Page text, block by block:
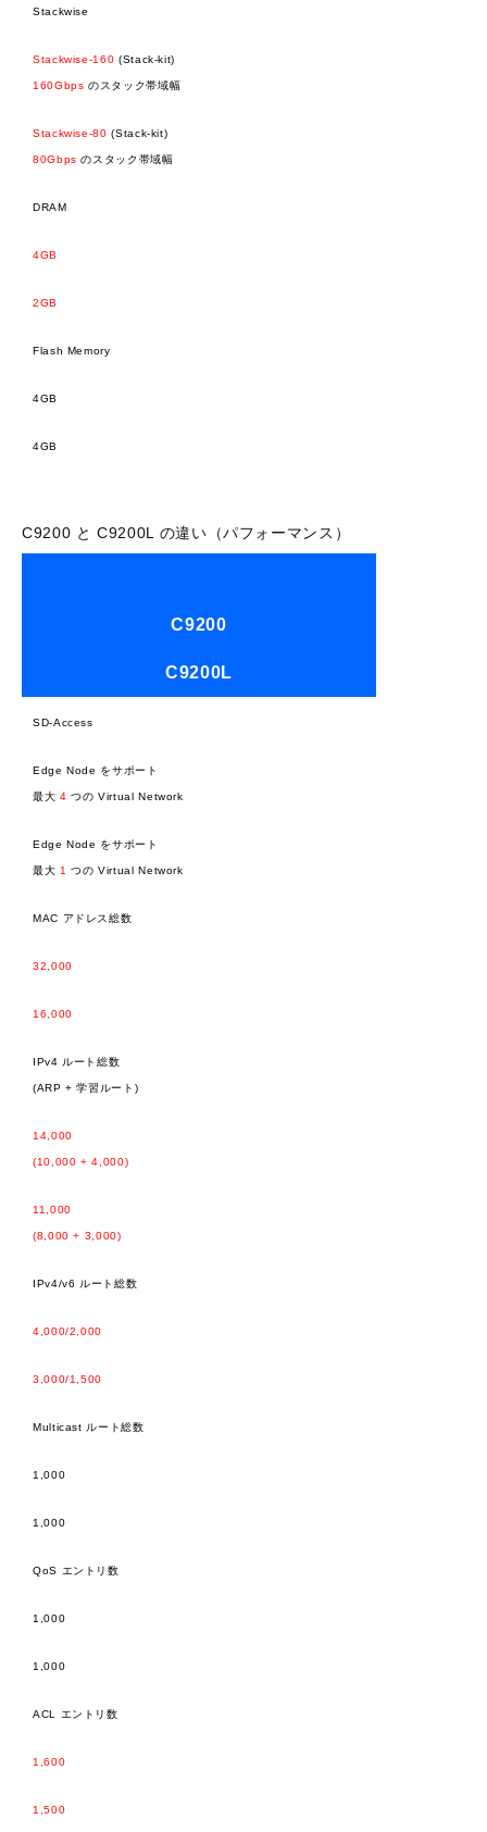
Stackwise
Stackwise-160 (Stack-kit)
160Gbps のスタック帯域幅
Stackwise-80 (Stack-kit)
80Gbps のスタック帯域幅
DRAM
4GB
2GB
Flash Memory
4GB
4GB
C9200 と C9200L の違い（パフォーマンス）
C9200
C9200L
SD-Access
Edge Node をサポート
最大 4 つの Virtual Network
Edge Node をサポート
最大 1 つの Virtual Network
MAC アドレス総数
32,000
16,000
IPv4 ルート総数
(ARP + 学習ルート)
14,000
(10,000 + 4,000)
11,000
(8,000 + 3,000)
IPv4/v6 ルート総数
4,000/2,000
3,000/1,500
Multicast ルート総数
1,000
1,000
QoS エントリ数
1,000
1,000
ACL エントリ数
1,600
1,500